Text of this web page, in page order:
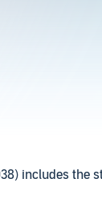
includes the